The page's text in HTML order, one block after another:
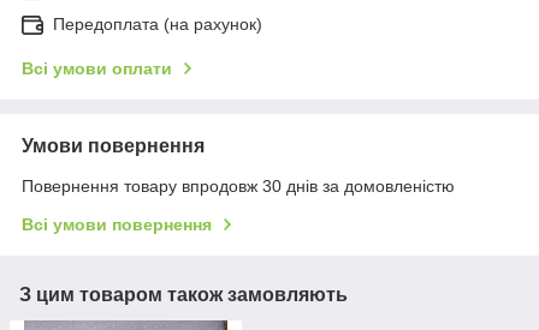
Передоплата (на рахунок)
Всі умови оплати
Умови повернення
Повернення товару впродовж 30 днів за домовленістю
Всі умови повернення
З цим товаром також замовляють